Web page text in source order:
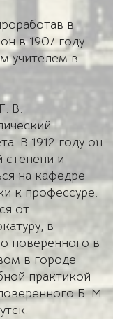
в
в 1907 году
учителем в
В.
В 1912 году он
степени и
на кафедре
к профессуре.
от
в
поверенного в
в городе
практикой
Б. М.